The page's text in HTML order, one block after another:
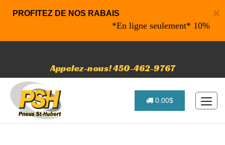
×
PROFITEZ DE NOS RABAIS
*En ligne seulement* 10% de
Appelez-nous! 450-462-9767
0.00$